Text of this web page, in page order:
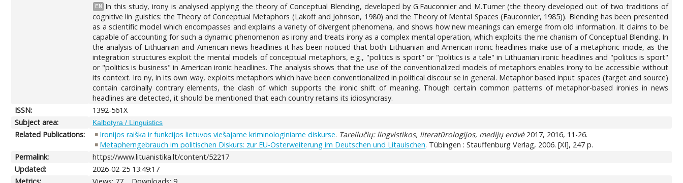
EN
In this study, irony is analysed applying the theory of Conceptual Blending, developed by G.Fauconnier and M.Turner (the theory developed out of two traditions of
cognitive lin guistics: the Theory of Conceptual Metaphors (Lakoff and Johnson, 1980) and the Theory of Mental Spaces (Fauconnier, 1985)). Blending has been presented
as a scientific model which encompasses and explains a variety of divergent phenomena, and shows how new meanings can emerge from old information. It claims to be
capable of accounting for such a dynamic phenomenon as irony and treats irony as a complex mental operation, which exploits the me chanism of Conceptual Blending. In
the analysis of Lithuanian and American news headlines it has been noticed that both Lithuanian and American ironic headlines make use of a metaphoric mode, as the
integration structures exploit the mental models of conceptual metaphors, e.g., "politics is sport" or "politics is a tale" in Lithuanian ironic headlines and "politics is sport"
or "politics is business" in American ironic headlines. The analysis shows that the use of the conventionalized models of metaphors enables irony to be accessible without
its context. Iro ny, in its own way, exploits metaphors which have been conventionalized in political discour se in general. Metaphor based input spaces (target and source)
contain cardinally contrary elements, the clash of which supports the ironic shift of meaning. Though certain common patterns of metaphor-based ironies in news
headlines are detected, it should be mentioned that each country retains its idiosyncrasy.
ISSN:
1392-561X
Subject area:
Kalbotyra / Linguistics
Related Publications: Ironijos raiška ir funkcijos lietuvos viešajame kriminologiniame diskurse. Tareilučių: lingvistikos, literatūrologijos, medijų erdvė2017, 2016, 11-26.
Metapherngebrauch im politischen Diskurs: zur EU-Osterweiterung im Deutschen und Litauischen. Tübingen : Stauffenburg Verlag, 2006. [XI], 247 p.
Permalink:
https://www.lituanistika.lt/content/52217
Updated:
2026-02-25 13:49:17
Metrics:
Views: 77 Downloads: 9